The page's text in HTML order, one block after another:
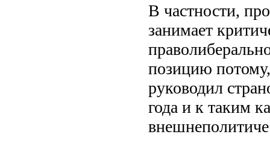
В частности,
занимает
позицию
руководил
года и к таким